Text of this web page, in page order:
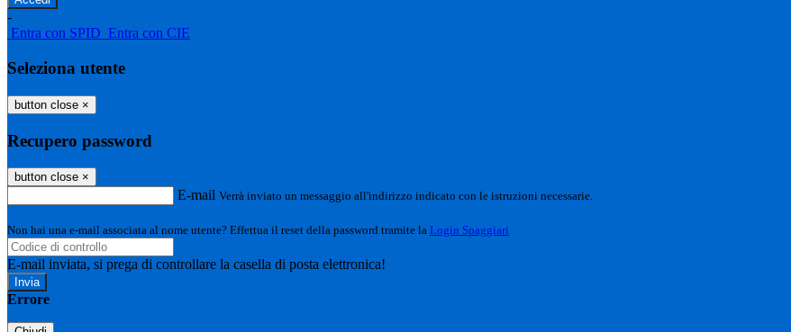
-
Entra con SPID Entra con CIE
Seleziona utente
button close ×
Recupero password
button close ×
E-mail Verrà inviato un messaggio all'indirizzo indicato con le istruzioni necessarie.
Non hai una e-mail associata al nome utente? Effettua il reset della password tramite la Login Spaggiari
E-mail inviata, si prega di controllare la casella di posta elettronica!
Errore